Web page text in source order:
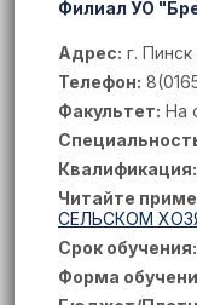
Филиал УО
Адрес: г.
Телефон:
Факультет: На
Квалификация:
Читайте
СЕЛЬСКОМ
Срок обучения:
Форма